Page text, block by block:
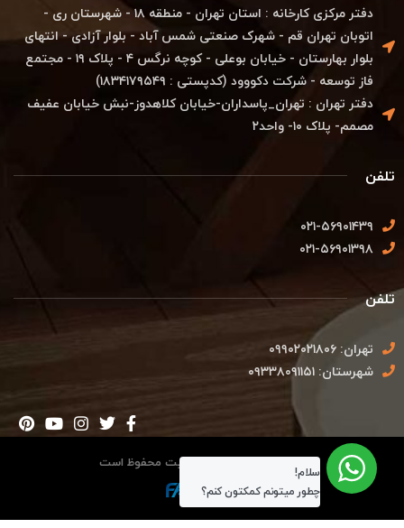
دفتر مرکزی کارخانه : استان تهران - منطقه ۱۸ - شهرستان ری -
اتوبان تهران قم - شهرک صنعتی شمس آباد - بلوار آزادی - انتهای
بلوار بهارستان - خیابان بوعلی - کوچه نرگس ۴ - پلاک ۱۹ - مجتمع
فاز توسعه - شرکت دکووود (کدپستی : ۱۸۳۴۱۷۹۵۴۹)
دفتر تهران : تهران_پاسداران-خیابان کلاهدوز-نبش خیابان عفیف
مصمم- پلاک ۱۰- واحد۲
تلفن
۰۲۱-۵۶۹۰۱۴۳۹
۰۲۱-۵۶۹۰۱۳۹۸
تلفن
تهران: ۰۹۹۰۲۰۲۱۸۰۶
شهرستان: ۰۹۳۳۸۰۹۱۱۵۱
تمامی حقوق این وب سایت محفوظ است
سلام!
چطور میتونم کمکتون کنم؟